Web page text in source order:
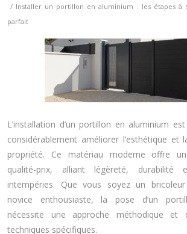
/ Installer un portillon en aluminium : les étapes à
parfait
L’installation d’un portillon en aluminium
considérablement améliorer l’esthétique et
propriété. Ce matériau moderne offre
qualité-prix, alliant légèreté, durabilité
intempéries. Que vous soyez un
novice enthousiaste, la pose d’un
nécessite une approche méthodique et
techniques spécifiques.